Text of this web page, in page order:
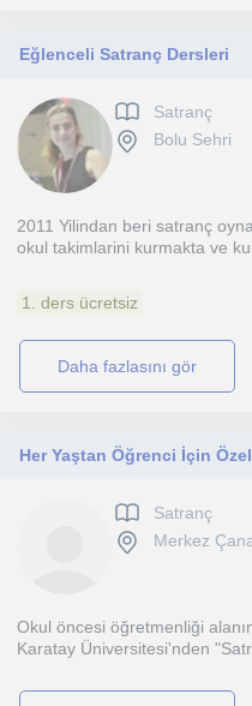
Eğlenceli Satranç Dersleri
Satranç
Bolu Sehri
2011 Yilindan beri satranç
okul takimlarini kurmakta ve
1. ders ücretsiz
daha fazlasını gör
Her Yaştan Öğrenci İçin
Satranç
Merkez
Okul öncesi öğretmenliği
Karatay Üniversitesi'nden